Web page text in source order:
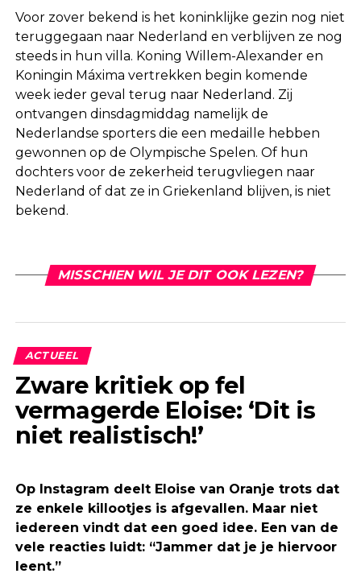
Voor zover bekend is het koninklijke gezin nog niet
teruggegaan naar Nederland en verblijven ze nog
steeds in hun villa. Koning Willem-Alexander en
Koningin Máxima vertrekken begin komende
week ieder geval terug naar Nederland. Zij
ontvangen dinsdagmiddag namelijk de
Nederlandse sporters die een medaille hebben
gewonnen op de Olympische Spelen. Of hun
dochters voor de zekerheid terugvliegen naar
Nederland of dat ze in Griekenland blijven, is niet
bekend.
MISSCHIEN WIL JE DIT OOK LEZEN?
ACTUEEL
Zware kritiek op fel
vermagerde Eloise: ‘Dit is
niet realistisch!’
Op Instagram deelt Eloise van Oranje trots dat
ze enkele killootjes is afgevallen. Maar niet
iedereen vindt dat een goed idee. Een van de
vele reacties luidt: “Jammer dat je je hiervoor
leent.”